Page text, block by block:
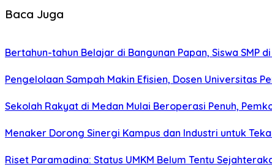
Baca Juga
Bertahun-tahun Belajar di Bangunan Papan, Siswa SMP
Pengelolaan Sampah Makin Efisien, Dosen Universitas
Sekolah Rakyat di Medan Mulai Beroperasi Penuh,
Menaker Dorong Sinergi Kampus dan Industri untuk
Riset Paramadina: Status UMKM Belum Tentu